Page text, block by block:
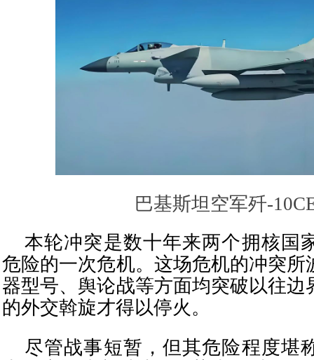
巴基斯坦空军歼-
本轮冲突是数十年来两个拥核国
危险的一次危机。这场危机的冲突所
器型号、舆论战等方面均突破以往边
的外交斡旋才得以停火。
尽管战事短暂，但其危险程度堪